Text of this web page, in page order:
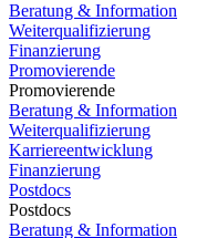
Beratung & Information
Weiterqualifizierung
Finanzierung
Promovierende
Promovierende
Beratung & Information
Weiterqualifizierung
Karriereentwicklung
Finanzierung
Postdocs
Postdocs
Beratung & Information